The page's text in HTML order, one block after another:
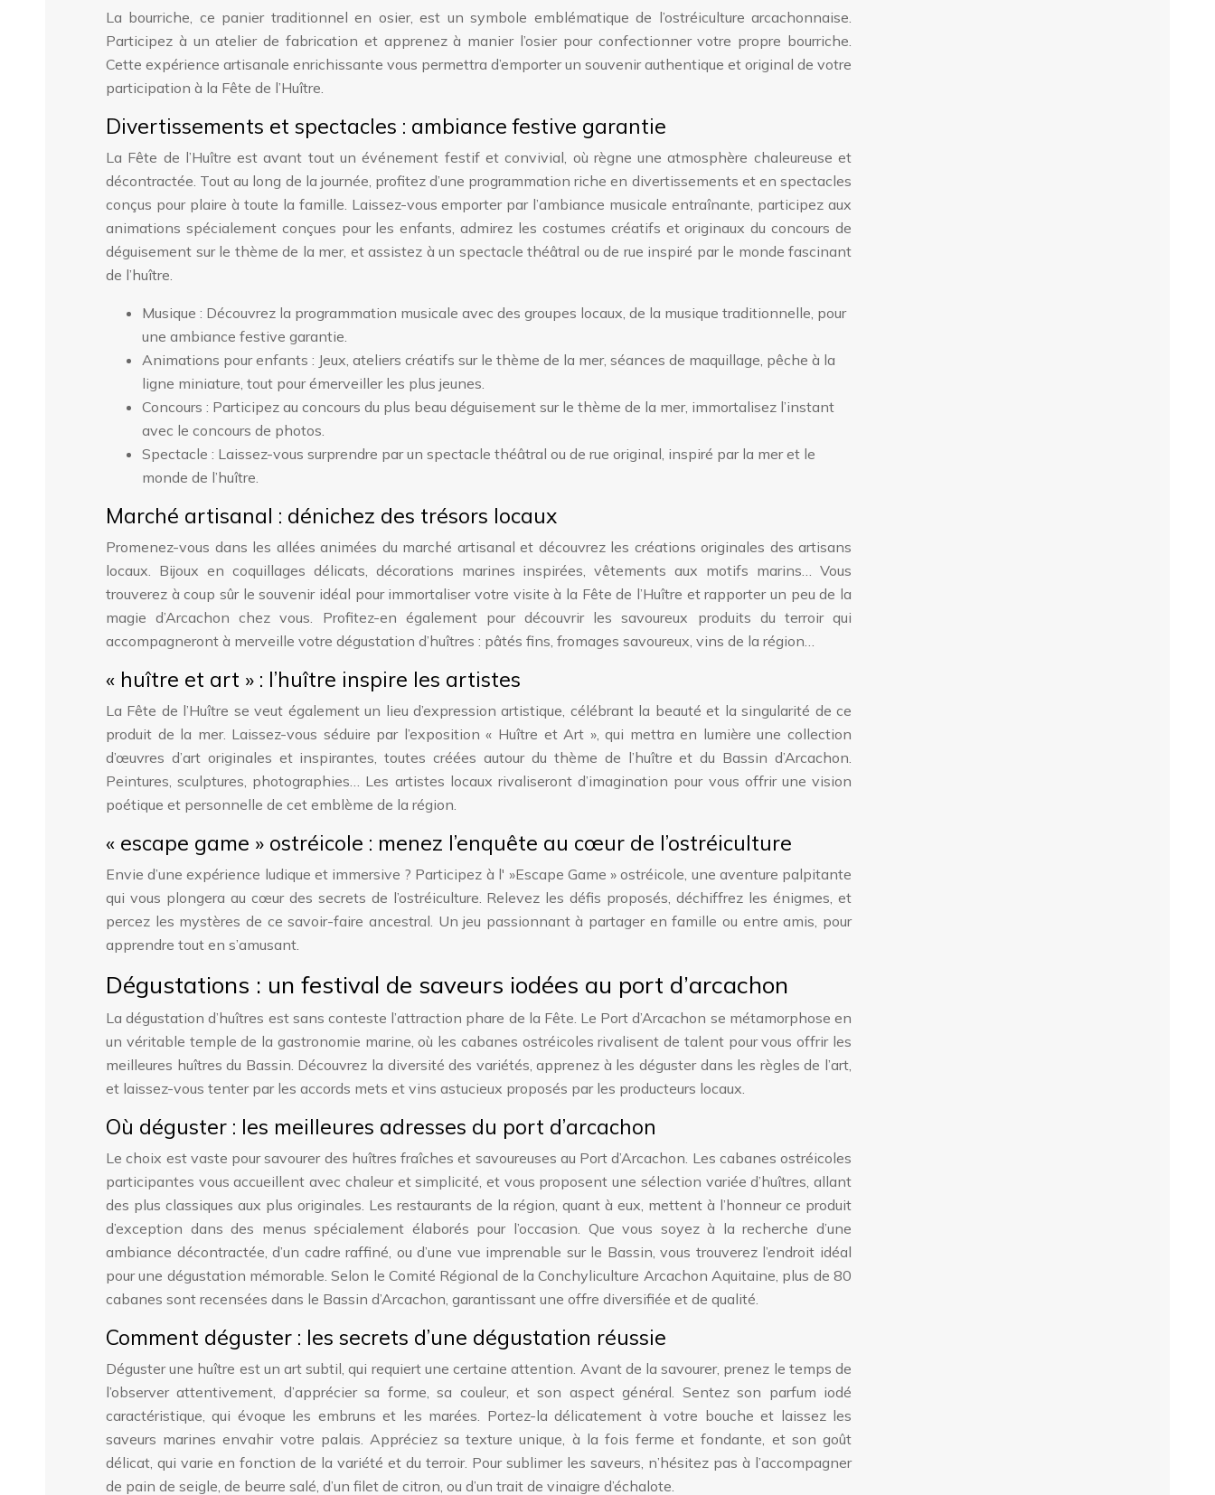
La bourriche, ce panier traditionnel en osier, est un symbole emblématique de l’ostréiculture arcachonnaise.
Participez à un atelier de fabrication et apprenez à manier l’osier pour confectionner votre propre bourriche.
Cette expérience artisanale enrichissante vous permettra d’emporter un souvenir authentique et original de votre
participation à la Fête de l’Huître.
Divertissements et spectacles : ambiance festive garantie
La Fête de l’Huître est avant tout un événement festif et convivial, où règne une atmosphère chaleureuse et
décontractée. Tout au long de la journée, profitez d’une programmation riche en divertissements et en spectacles
conçus pour plaire à toute la famille. Laissez-vous emporter par l’ambiance musicale entraînante, participez aux
animations spécialement conçues pour les enfants, admirez les costumes créatifs et originaux du concours de
déguisement sur le thème de la mer, et assistez à un spectacle théâtral ou de rue inspiré par le monde fascinant
de l’huître.
Musique : Découvrez la programmation musicale avec des groupes locaux, de la musique traditionnelle, pour
une ambiance festive garantie.
Animations pour enfants : Jeux, ateliers créatifs sur le thème de la mer, séances de maquillage, pêche à la
ligne miniature, tout pour émerveiller les plus jeunes.
Concours : Participez au concours du plus beau déguisement sur le thème de la mer, immortalisez l’instant
avec le concours de photos.
Spectacle : Laissez-vous surprendre par un spectacle théâtral ou de rue original, inspiré par la mer et le
monde de l’huître.
Marché artisanal : dénichez des trésors locaux
Promenez-vous dans les allées animées du marché artisanal et découvrez les créations originales des artisans
locaux. Bijoux en coquillages délicats, décorations marines inspirées, vêtements aux motifs marins… Vous
trouverez à coup sûr le souvenir idéal pour immortaliser votre visite à la Fête de l’Huître et rapporter un peu de la
magie d’Arcachon chez vous. Profitez-en également pour découvrir les savoureux produits du terroir qui
accompagneront à merveille votre dégustation d’huîtres : pâtés fins, fromages savoureux, vins de la région…
« huître et art » : l’huître inspire les artistes
La Fête de l’Huître se veut également un lieu d’expression artistique, célébrant la beauté et la singularité de ce
produit de la mer. Laissez-vous séduire par l’exposition « Huître et Art », qui mettra en lumière une collection
d’œuvres d’art originales et inspirantes, toutes créées autour du thème de l’huître et du Bassin d’Arcachon.
Peintures, sculptures, photographies… Les artistes locaux rivaliseront d’imagination pour vous offrir une vision
poétique et personnelle de cet emblème de la région.
« escape game » ostréicole : menez l’enquête au cœur de l’ostréiculture
Envie d’une expérience ludique et immersive ? Participez à l' »Escape Game » ostréicole, une aventure palpitante
qui vous plongera au cœur des secrets de l’ostréiculture. Relevez les défis proposés, déchiffrez les énigmes, et
percez les mystères de ce savoir-faire ancestral. Un jeu passionnant à partager en famille ou entre amis, pour
apprendre tout en s’amusant.
Dégustations : un festival de saveurs iodées au port d’arcachon
La dégustation d’huîtres est sans conteste l’attraction phare de la Fête. Le Port d’Arcachon se métamorphose en
un véritable temple de la gastronomie marine, où les cabanes ostréicoles rivalisent de talent pour vous offrir les
meilleures huîtres du Bassin. Découvrez la diversité des variétés, apprenez à les déguster dans les règles de l’art,
et laissez-vous tenter par les accords mets et vins astucieux proposés par les producteurs locaux.
Où déguster : les meilleures adresses du port d’arcachon
Le choix est vaste pour savourer des huîtres fraîches et savoureuses au Port d’Arcachon. Les cabanes ostréicoles
participantes vous accueillent avec chaleur et simplicité, et vous proposent une sélection variée d’huîtres, allant
des plus classiques aux plus originales. Les restaurants de la région, quant à eux, mettent à l’honneur ce produit
d’exception dans des menus spécialement élaborés pour l’occasion. Que vous soyez à la recherche d’une
ambiance décontractée, d’un cadre raffiné, ou d’une vue imprenable sur le Bassin, vous trouverez l’endroit idéal
pour une dégustation mémorable. Selon le Comité Régional de la Conchyliculture Arcachon Aquitaine, plus de 80
cabanes sont recensées dans le Bassin d’Arcachon, garantissant une offre diversifiée et de qualité.
Comment déguster : les secrets d’une dégustation réussie
Déguster une huître est un art subtil, qui requiert une certaine attention. Avant de la savourer, prenez le temps de
l’observer attentivement, d’apprécier sa forme, sa couleur, et son aspect général. Sentez son parfum iodé
caractéristique, qui évoque les embruns et les marées. Portez-la délicatement à votre bouche et laissez les
saveurs marines envahir votre palais. Appréciez sa texture unique, à la fois ferme et fondante, et son goût
délicat, qui varie en fonction de la variété et du terroir. Pour sublimer les saveurs, n’hésitez pas à l’accompagner
de pain de seigle, de beurre salé, d’un filet de citron, ou d’un trait de vinaigre d’échalote.